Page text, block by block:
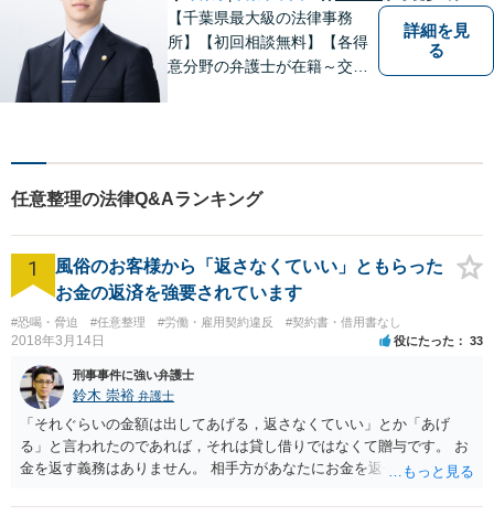
【千葉県最大級の法律事務
所】【初回相談無料】【各得
意分野の弁護士が在籍～交通
詳細を見
る
任意整理の法律Q&Aランキング
1
風俗のお客様から「返さなくていい」ともらった
お金の返済を強要されています
#恐喝・脅迫 #任意整理 #労働・雇用契約違反 #契約書・借用書なし
2018年3月14日 役にたった 33
刑事事件に強い弁護士
鈴木 崇裕 弁護士
「それぐらいの金額は出してあげる，返さなくていい」とか「あげ
る」と言われたのであれば，それは貸し借りではなくて贈与です。 お
金を返す義務はありません。 相手方があなたにお金を返せと請求する
なりませんが，不可能ですね。 また，「金を返さなければ家に行く＝